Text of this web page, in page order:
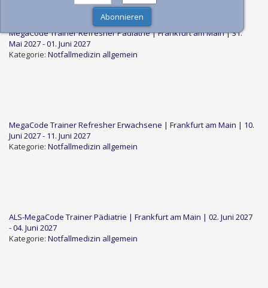
MegaCode Trainer Refresher Pädiatrie | Frankfurt am Main | 31.
Mai 2027 - 01. Juni 2027
Kategorie: Notfallmedizin allgemein
MegaCode Trainer Refresher Erwachsene | Frankfurt am Main | 10.
Juni 2027 - 11. Juni 2027
Kategorie: Notfallmedizin allgemein
ALS-MegaCode Trainer Pädiatrie | Frankfurt am Main | 02. Juni 2027
- 04. Juni 2027
Kategorie: Notfallmedizin allgemein